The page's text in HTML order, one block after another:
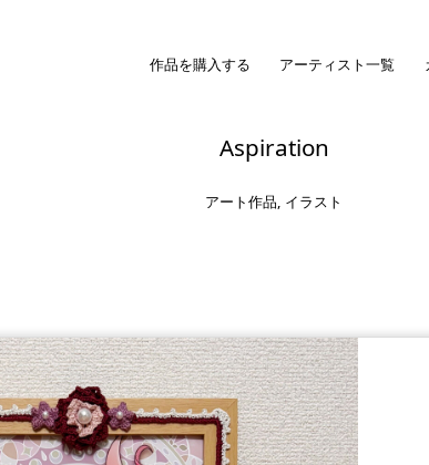
作品を購入する アーティスト一覧
Aspiration
アート作品, イラスト